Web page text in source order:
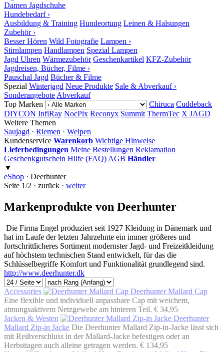
Damen Jagdschuhe
Hundebedarf ›
Ausbildung & Training Hundeortung Leinen & Halsungen
Zubehör ›
Besser Hören Wild Fotografie Lampen ›
Stirnlampen Handlampen Spezial Lampen
Jagd Uhren Wärmezubehör Geschenkartikel KFZ-Zubehör
Jagdreisen, Bücher, Filme ›
Pauschal Jagd Bücher & Filme
Spezial Winterjagd Neue Produkte Sale & Abverkauf ›
Sonderangebote Abverkauf
Top Marken
Chiruca Cuddeback
DIYCON InfiRay NocPix Reconyx Summit ThermTec X JAGD
Weitere Themen
Saujagd · Riemen · Welpen
Kundenservice Warenkorb Wichtige Hinweise
Lieferbedingungen Meine Bestellungen Reklamation
Geschenkgutschein Hilfe (FAQ) AGB Händler
▼
eShop · Deerhunter
Seite 1/2 · zurück · weiter
Markenprodukte von Deerhunter
Die Firma Engel produziert seit 1927 Kleidung in Dänemark und
hat im Laufe der letzten Jahrzehnte ein immer größeres und
fortschrittlicheres Sortiment modernster Jagd- und Freizeitkleidung
auf höchstem technischen Stand entwickelt, für das die
Schlüsselbegriffe Komfort und Funktionalität grundlegend sind.
http://www.deerhunter.dk
Accessories
Deerhunter Mallard Cap
Eine flexible und individuell anpassbare Cap mit weichem,
atmungsaktivem Netzgewebe am hinteren Teil. € 34,95
Jacken & Westen
Deerhunter
Mallard Zip-in Jacke Die Deerhunter Mallard Zip-in-Jacke lässt sich
mit Reißverschluss in der Mallard-Jacke befestigen oder an
Herbsttagen auch alleine getragen werden. € 134,95